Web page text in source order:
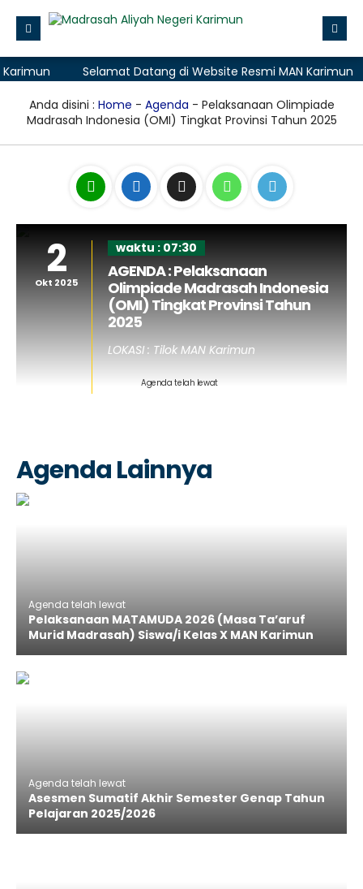
Beranda
Profile
Aplikasi
PMB (Penerimaan Murid Baru)
Selamat Datang di Website Resmi MAN Karimun
Anda disini : Home - Agenda - Pelaksanaan Olimpiade
Madrasah Indonesia (OMI) Tingkat Provinsi Tahun 2025
2
Okt 2025
waktu : 07:30
AGENDA : Pelaksanaan
Olimpiade Madrasah Indonesia
(OMI) Tingkat Provinsi Tahun
2025
LOKASI : Tilok MAN Karimun
Agenda telah lewat
Agenda Lainnya
Agenda telah lewat
Pelaksanaan MATAMUDA 2026 (Masa Ta’aruf
Murid Madrasah) Siswa/i Kelas X MAN Karimun
Agenda telah lewat
Asesmen Sumatif Akhir Semester Genap Tahun
Pelajaran 2025/2026